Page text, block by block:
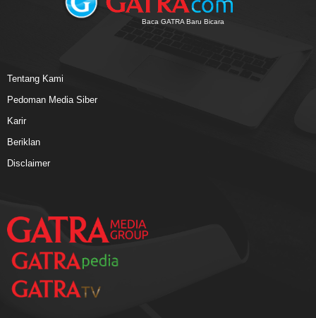
Baca GATRA Baru Bicara
Tentang Kami
Pedoman Media Siber
Karir
Beriklan
Disclaimer